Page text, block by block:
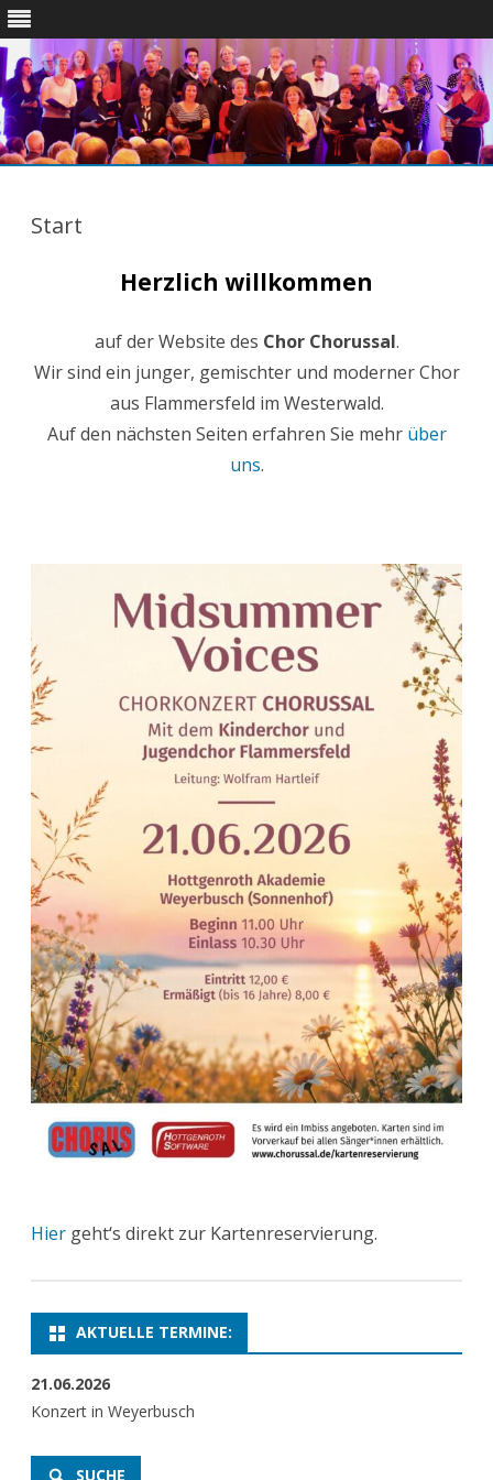
Start
Herzlich willkommen
auf der Website des Chor Chorussal.
Wir sind ein junger, gemischter und moderner Chor
aus Flammersfeld im Westerwald.
Auf den nächsten Seiten erfahren Sie mehr über
uns.
Hier geht‘s direkt zur Kartenreservierung.
AKTUELLE TERMINE:
21.06.2026
Konzert in Weyerbusch
SUCHE